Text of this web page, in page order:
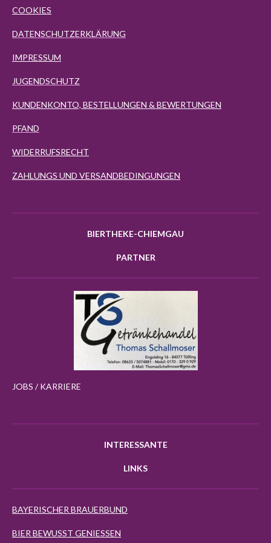
COOKIES
DATENSCHUTZERKLÄRUNG
IMPRESSUM
JUGENDSCHUTZ
KUNDENKONTO, BESTELLUNGEN & BEWERTUNGEN
PFAND
WIDERRUFSRECHT
ZAHLUNGS UND VERSANDBEDINGUNGEN
BIERTHEKE-CHIEMGAU
PARTNER
JOBS / KARRIERE
INTERESSANTE
LINKS
BAYERISCHER BRAUERBUND
BIER BEWUSST GENIESSEN